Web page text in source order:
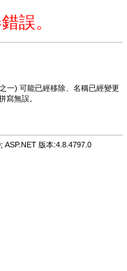
誤。
一) 可能已經移除、名稱已經變更
寫無誤。
ASP.NET 版本:4.8.4797.0